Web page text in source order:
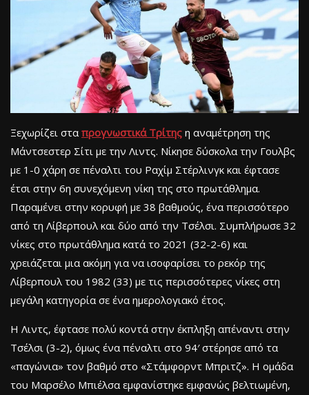
Ξεχωρίζει στα προγνωστικά Τρίτης η αναμέτρηση της
Μάντσεστερ Σίτι με την Λιντς. Νίκησε δύσκολα την Γουλβς
με 1-0 χάρη σε πέναλτι του Ραχίμ Στέρλινγκ και έφτασε
έτσι στην 6η συνεχόμενη νίκη της στο πρωτάθλημα.
Παραμένει στην κορυφή με 38 βαθμούς, ένα περισσότερο
από τη Λίβερπουλ και δύο από την Τσέλσι. Συμπλήρωσε 32
νίκες στο πρωτάθλημα κατά το 2021 (32-2-6) και
χρειάζεται μια ακόμη για να ισοφαρίσει το ρεκόρ της
Λίβερπουλ του 1982 (33) με τις περισσότερες νίκες στη
μεγάλη κατηγορία σε ένα ημερολογιακό έτος.
Η Λιντς, έφτασε πολύ κοντά στην έκπληξη απέναντι στην
Τσέλσι (3-2), όμως ένα πέναλτι στο 94′ στέρησε από τα
«παγώνια» τον βαθμό στο «Στάμφορντ Μπριτζ». Η ομάδα
του Μαρσέλο Μπιέλσα εμφανίστηκε εμφανώς βελτιωμένη,